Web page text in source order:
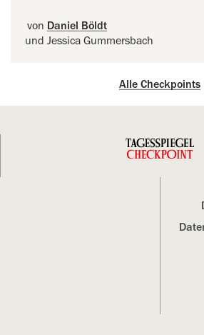
von Daniel Böldt
und Jessica Gummersbach
Alle Checkpoints